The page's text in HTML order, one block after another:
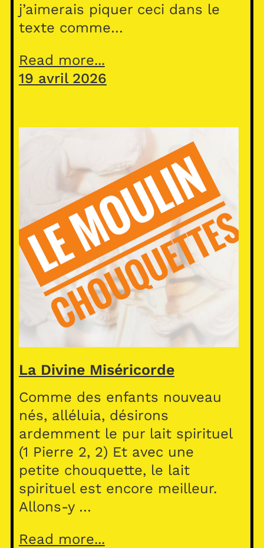
j’aimerais piquer ceci dans le
texte comme…
Read more...
19 avril 2026
La Divine Miséricorde
Comme des enfants nouveau
nés, alléluia, désirons
ardemment le pur lait spirituel
(1 Pierre 2, 2) Et avec une
petite chouquette, le lait
spirituel est encore meilleur.
Allons-y …
Read more...